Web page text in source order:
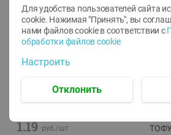
1.19 руб./шт
Для удобства пользователей сайта
cookie. Нажимая "Принять", вы
нами файлов cookie в соответствии с
обработки файлов cookie
Настроить
Отклонить